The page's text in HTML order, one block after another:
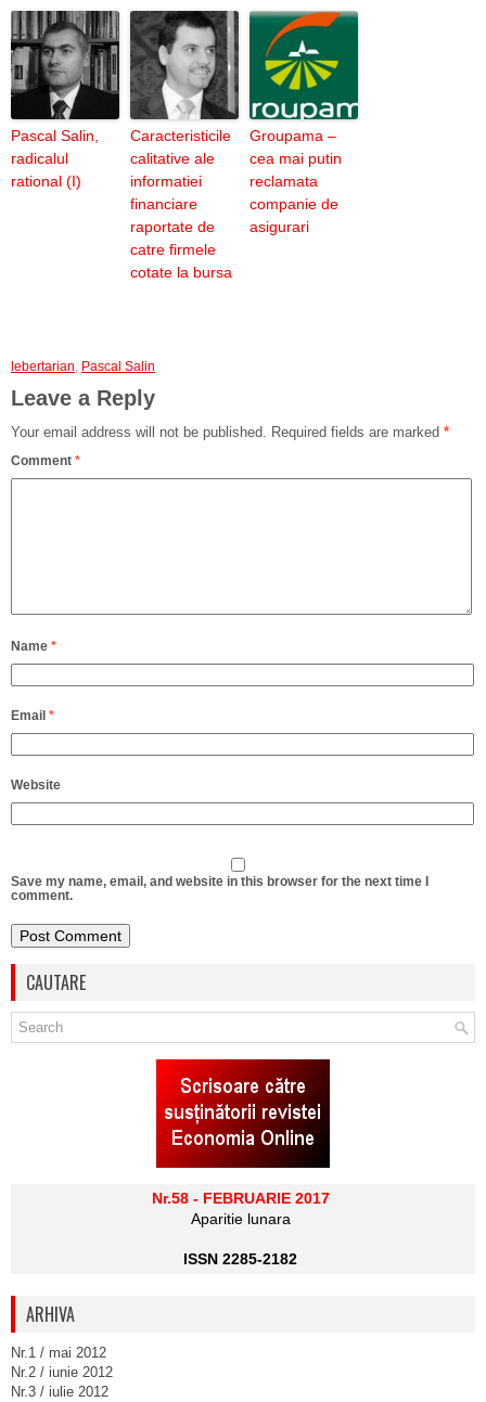
Pascal Salin,
radicalul
rational (I)
Caracteristicile
calitative ale
informatiei
financiare
raportate de
catre firmele
cotate la bursa
Groupama –
cea mai putin
reclamata
companie de
asigurari
lebertarian, Pascal Salin
Leave a Reply
Your email address will not be published. Required fields are marked *
Comment *
Name *
Email *
Website
Save my name, email, and website in this browser for the next time I
comment.
CAUTARE
Nr.58 - FEBRUARIE 2017
Aparitie lunara
ISSN 2285-2182
ARHIVA
Nr.1 / mai 2012
Nr.2 / iunie 2012
Nr.3 / iulie 2012